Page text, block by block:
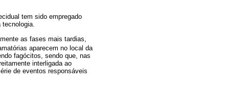
tem sido empregado
tecnologia.
as fases mais tardias,
aparecem no local da
fagócitos, sendo que, nas
interligada ao
de eventos responsáveis